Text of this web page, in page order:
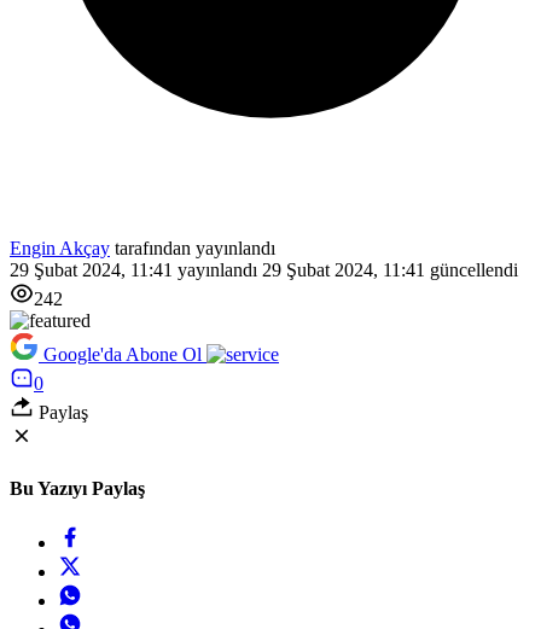
Engin Akçay tarafından yayınlandı
29 Şubat 2024, 11:41 yayınlandı 29 Şubat 2024, 11:41 güncellendi
242
Google'da Abone Ol
0
Paylaş
Bu Yazıyı Paylaş